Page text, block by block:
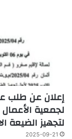
لجمعية
لتجهيز الضيعة
2025-09-21